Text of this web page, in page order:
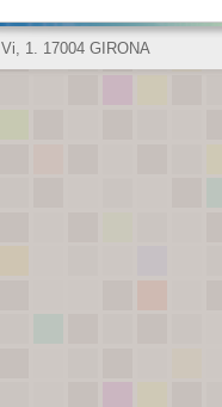
1. 17004 GIRONA